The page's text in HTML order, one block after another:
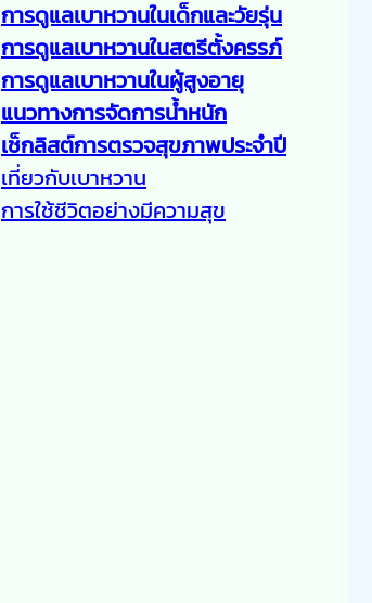
การดูแลเบาหวานในเด็กและวัยรุ่น
การดูแลเบาหวานในสตรีตั้งครรภ์
การดูแลเบาหวานในผู้สูงอายุ
แนวทางการจัดการน้ำหนัก
เช็กลิสต์การตรวจสุขภาพประจำปี
เที่ยวกับเบาหวาน
การใช้ชีวิตอย่างมีความสุข